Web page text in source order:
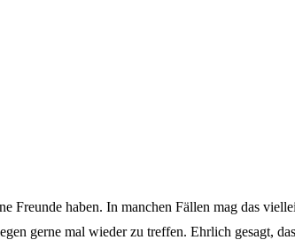
Freunde haben. In manchen Fällen mag das
gerne mal wieder zu treffen. Ehrlich gesagt,